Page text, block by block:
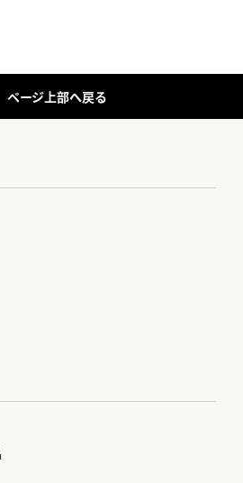
ページ上部へ戻る